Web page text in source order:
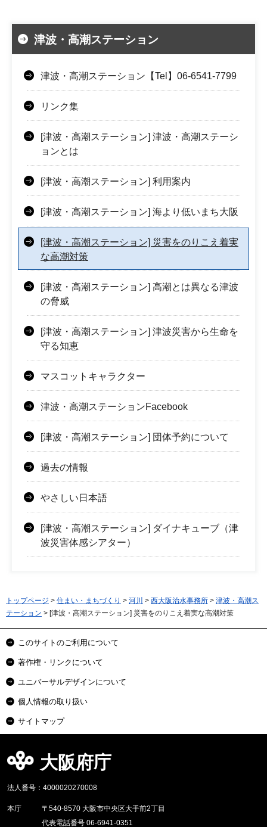
津波・高潮ステーション
津波・高潮ステーション【Tel】06-6541-7799
リンク集
[津波・高潮ステーション] 津波・高潮ステーシ
ョンとは
[津波・高潮ステーション] 利用案内
[津波・高潮ステーション] 海より低いまち大阪
[津波・高潮ステーション] 災害をのりこえ着実
な高潮対策
[津波・高潮ステーション] 高潮とは異なる津波
の脅威
[津波・高潮ステーション] 津波災害から生命を
守る知恵
マスコットキャラクター
津波・高潮ステーションFacebook
[津波・高潮ステーション] 団体予約について
過去の情報
やさしい日本語
[津波・高潮ステーション] ダイナキューブ（津
波災害体感シアター）
トップページ > 住まい・まちづくり > 河川 > 西大阪治水事務所 > 津波・高潮ス
テーション > [津波・高潮ステーション] 災害をのりこえ着実な高潮対策
このサイトのご利用について
著作権・リンクについて
ユニバーサルデザインについて
個人情報の取り扱い
サイトマップ
大阪府庁
法人番号：4000020270008
本庁
〒540-8570 大阪市中央区大手前2丁目
代表電話番号 06-6941-0351